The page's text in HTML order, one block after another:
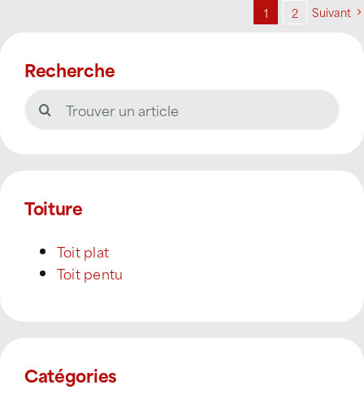
1 2 Suivant
Recherche
Rechercher:
Toiture
Toit plat
Toit pentu
Catégories